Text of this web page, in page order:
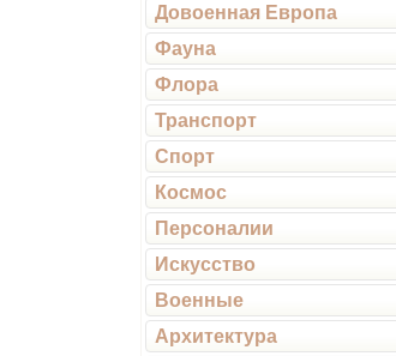
Довоенная Европа
Фауна
Флора
Транспорт
Спорт
Космос
Персоналии
Искусство
Военные
Архитектура